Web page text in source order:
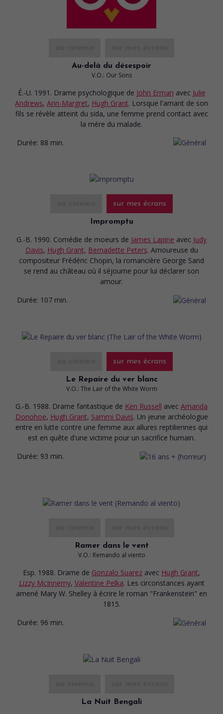
Au-delà du désespoir
V.O.: Our Sons
É.-U. 1991. Drame psychologique de John Erman avec Julie
Andrews, Ann-Margret, Hugh Grant. Lorsque l'amant de son
fils se révèle atteint du sida, une femme prend contact avec
la mère du malade.
Durée: 88 min.
sur mes écrans
Impromptu
G.-B. 1990. Comédie de moeurs de James Lapine avec Judy
Davis, Hugh Grant, Bernadette Peters. Amoureuse du
compositeur Frédéric Chopin, la romancière George Sand
se rend au château où il séjourne pour lui déclarer son
amour.
Durée: 107 min.
sur mes écrans
Le Repaire du ver blanc
V.O.: The Lair of the White Worm
G.-B. 1988. Drame fantastique de Ken Russell avec Amanda
Donohoe, Hugh Grant, Sammi Davis. Un jeune archéologue
entre en lutte contre une femme aux allures reptiliennes qui
est en quête d'une victime pour un sacrifice humain.
Durée: 93 min.
Ramer dans le vent
V.O.: Remando al viento
Esp. 1988. Drame de Gonzalo Suarez avec Hugh Grant,
Lizzy McInnerny, Valentine Pelka. Les circonstances ayant
amené Mary W. Shelley à écrire le roman "Frankenstein" en
1815.
Durée: 96 min.
La Nuit Bengali